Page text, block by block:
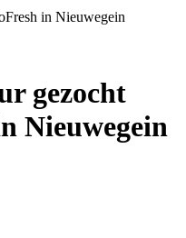
in Nieuwegein
gezocht
Nieuwegein